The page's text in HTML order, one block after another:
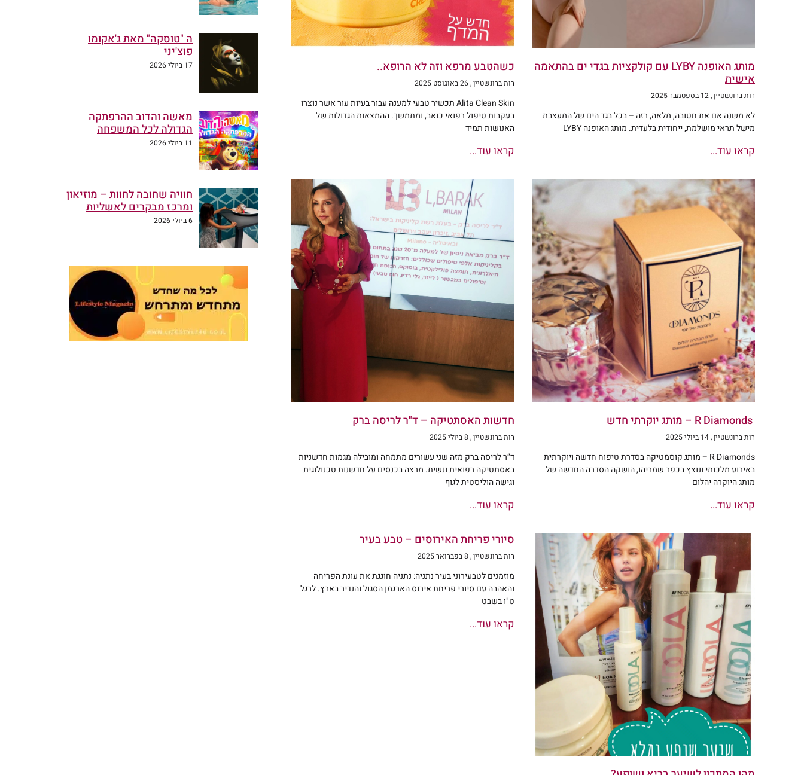
מותג האופנה LYBY עם קולקציות בגדי ים בהתאמה
אישית
רות ברונשטיין 12 בספטמבר 2025
לא משנה אם את חטובה, מלאה, רזה – בכל בגד הים של המעצבת
מישל תראי מושלמת, ייחודית בלעדית. מותג האופנה LYBY
קראו עוד...
כשהטבע מרפא וזה לא הרופא..
רות ברונשטיין 26 באוגוסט 2025
Alita Clean Skin תכשיר טבעי למענה עבור בעיות עור אשר נוצרו
בעקבות טיפול רפואי כואב, ומתמשך. ההמצאות הגדולות של
האנושות תמיד
קראו עוד...
R Diamonds – מותג יוקרתי חדש
רות ברונשטיין 14 ביולי 2025
R Diamonds – מותג קוסמטיקה בסדרת טיפוח חדשה ויוקרתית
באירוע מלכותי ונוצץ בכפר שמריהו, הושקה הסדרה החדשה של
מותג היוקרה יהלום
קראו עוד...
חדשות האסתטיקה – ד"ר לריסה ברק
רות ברונשטיין 8 ביולי 2025
ד”ר לריסה ברק מזה שני עשורים מתמחה ומובילה מגמות חדשניות
באסתטיקה רפואית ונשית. מרצה בכנסים על חדשנות טכנולוגית
וגישה הוליסטית לגוף
קראו עוד...
סיורי פריחת האירוסים – טבע בעיר
רות ברונשטיין 8 בפברואר 2025
מוזמנים לטבעירוני בעיר נתניה: נתניה חוגגת את עונת הפריחה
והאהבה עם סיורי פריחת אירוס הארגמן הסגול והנדיר בארץ. לרגל
ט"ו בשבט
קראו עוד...
ה "טוסקה" מאת ג'אקומו
פוצ'יני
17 ביולי 2026
מאשה והדוב ההרפתקה
הגדולה לכל המשפחה
11 ביולי 2026
חוויה שחובה לחוות – מוזיאון
ומרכז מבקרים לאשליות
6 ביולי 2026